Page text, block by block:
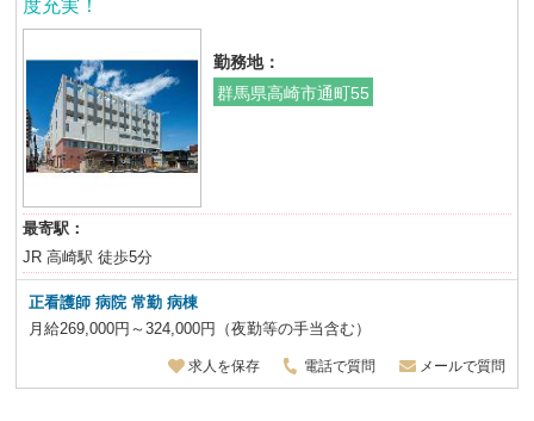
度充実！
勤務地：
群馬県高崎市通町55
最寄駅：
JR 高崎駅 徒歩5分
正看護師 病院 常勤 病棟
月給269,000円～324,000円（夜勤等の手当含む）
求人を保存 電話で質問 メールで質問